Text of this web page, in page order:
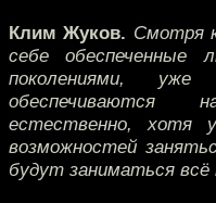
Клим Жуков. Смотря
себе обеспеченные
поколениями,
обеспечиваются
естественно, хотя
возможностей
будут заниматься